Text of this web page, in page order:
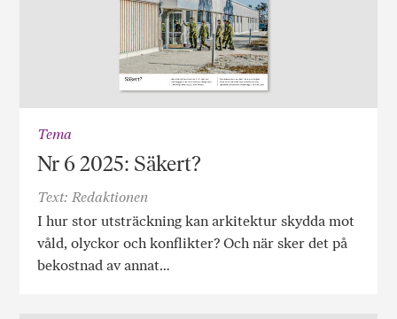
Tema
Nr 6 2025: Säkert?
Text: Redaktionen
I hur stor utsträckning kan arkitektur skydda mot
våld, olyckor och konflikter? Och när sker det på
bekostnad av annat…